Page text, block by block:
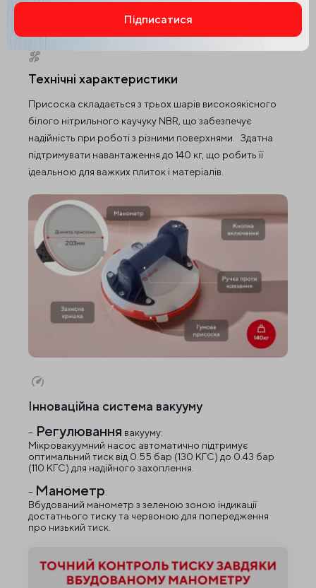
Технічні характеристики
Присоска складається з трьох шарів високоякісного
білого нітрильного каучуку NBR, що забезпечує
надійність при роботі з різними поверхнями. Здатна
підтримувати навантаження до 140 кг, що робить її
ідеальною для важких плиток і матеріалів.
Інноваційна система вакууму
– Регулювання вакууму:
Мікровакуумний насос автоматично підтримує
оптимальний тиск від 0.55 бар (130 КГС) до 0.43 бар
(110 КГС) для надійного захоплення.
– Манометр:
Вбудований манометр з зеленою зоною індикації
достатнього тиску та червоною для попередження
про низький тиск.
Підписатися